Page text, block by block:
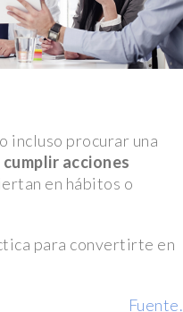
incluso procurar una
cumplir acciones
en hábitos o
para convertirte en
Fuente.